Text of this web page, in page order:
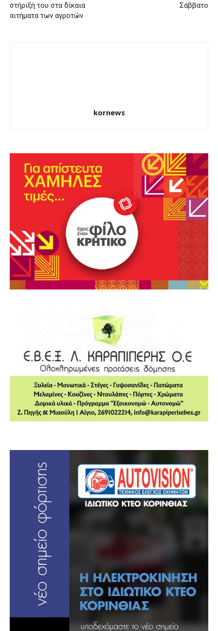
στήριξή του στα δίκαια
αιτήματα των αγροτών
Σάββατο
kornews